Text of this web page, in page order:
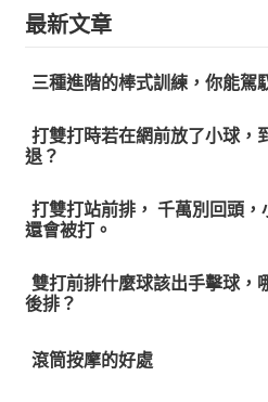
最新文章
三種進階的棒式訓練，你能駕
打雙打時若在網前放了小球，
退？
打雙打站前排， 千萬別回頭，
還會被打。
雙打前排什麼球該出手擊球，
後排？
滾筒按摩的好處